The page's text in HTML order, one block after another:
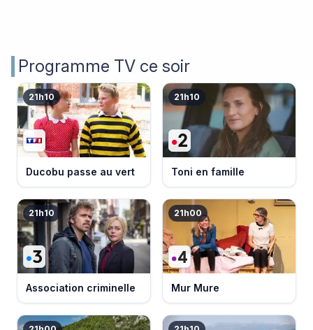
Programme TV ce soir
21h10
Ducobu passe au vert
21h10
Toni en famille
21h10
Association criminelle
21h00
Mur Mure